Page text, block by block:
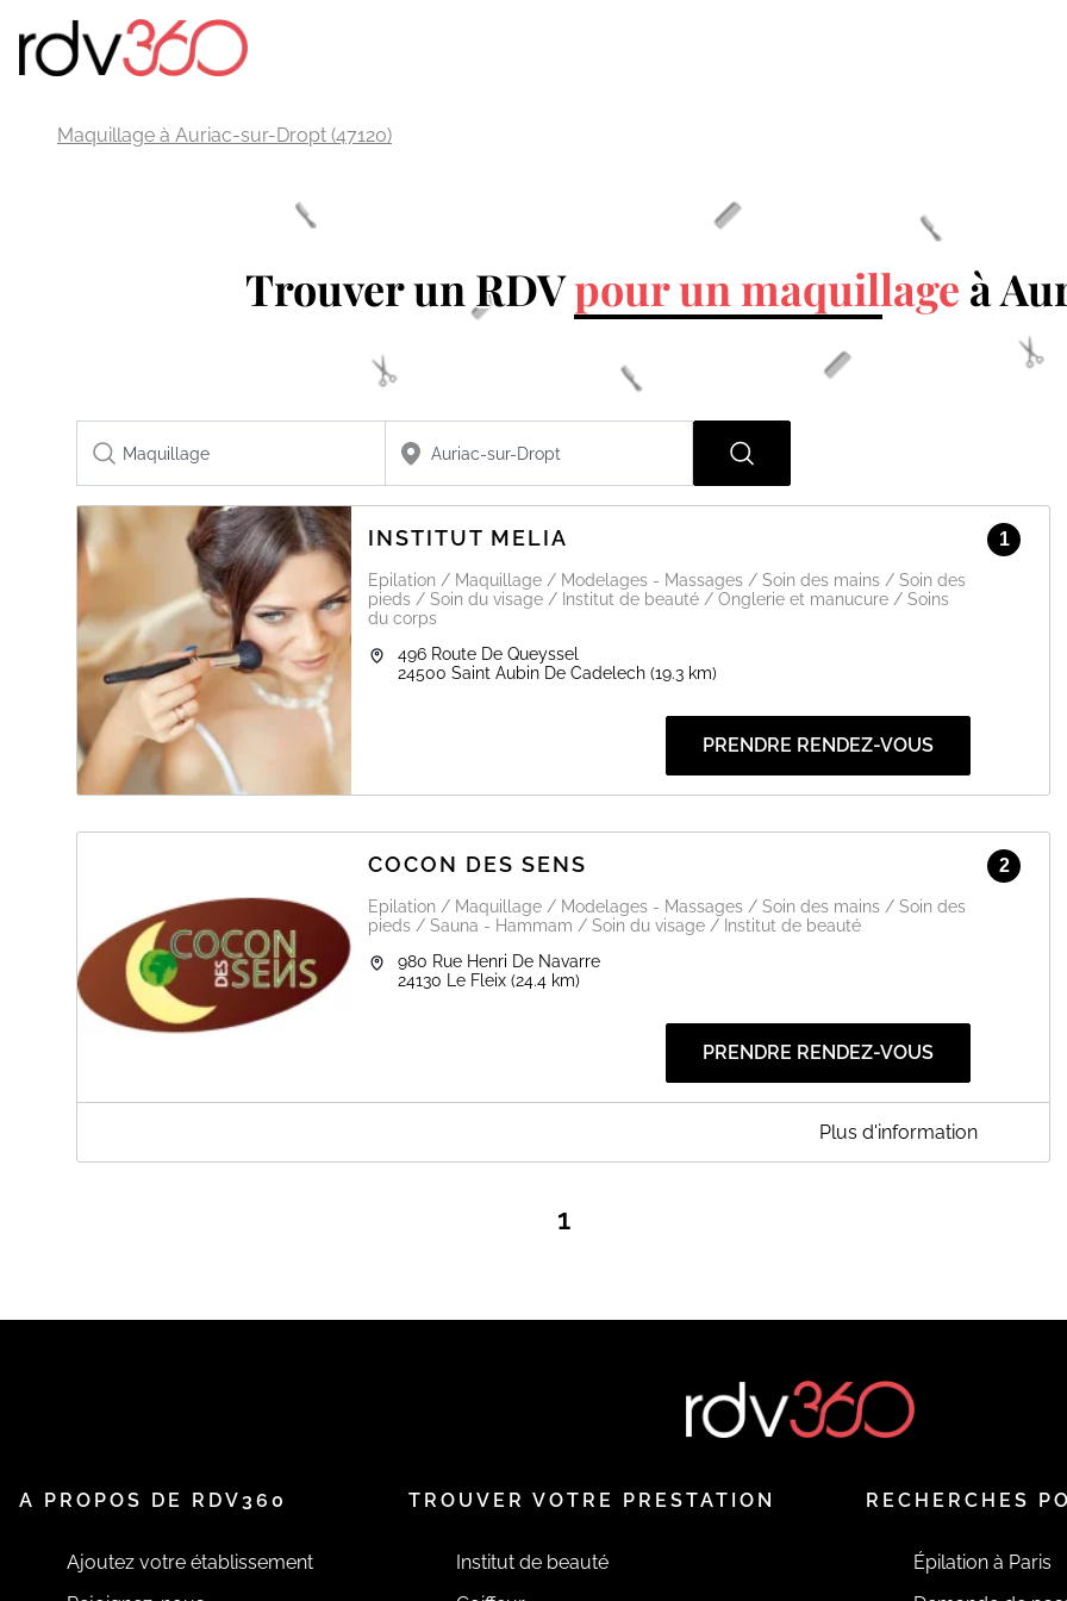
Maquillage à Auriac-sur-Dropt (47120)
Trouver un RDVpour un maquillage à
INSTITUT MELIA 1
Epilation / Maquillage / Modelages - Massages / Soin des mains / Soin des
pieds / Soin du visage / Institut de beauté / Onglerie et manucure / Soins
du corps
496 Route De Queyssel
24500 Saint Aubin De Cadelech (19.3 km)
PRENDRE RENDEZ-VOUS
COCON DES SENS 2
Epilation / Maquillage / Modelages - Massages / Soin des mains / Soin des
pieds / Sauna - Hammam / Soin du visage / Institut de beauté
980 Rue Henri De Navarre
24130
Le Fleix (24.4 km)
PRENDRE RENDEZ-VOUS
Périgord noir au sein d'un complexe de professionnels médicaux, est dotée d'un magasin de vente et de deux salles
de soins corporels.Le magasin Cocon des sens.Ce sont plus de 2500 références qui vous sont proposées dans un
EN SAVOIR PLUS
Plus d'information
1
A PROPOS DE RDV360
Ajoutez votre établissement
TROUVER VOTRE PRESTATION
Institut de beauté
RECHERCHES
Épilation à Paris